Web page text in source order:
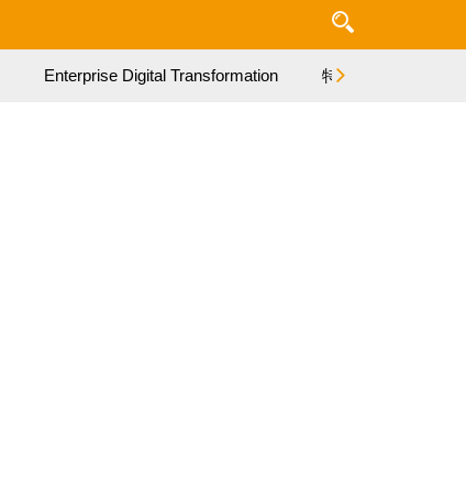
Enterprise Digital Transformation 特集